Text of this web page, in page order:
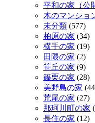
平和の家（公
木のマンショ
未分類 (577)
柏原の家 (34)
横手の家 (19)
田隈の家 (2)
笹丘の家 (9)
篠栗の家 (28)
美野島の家
荒尾の家 (27)
那珂川町の家
長住の家 (12)